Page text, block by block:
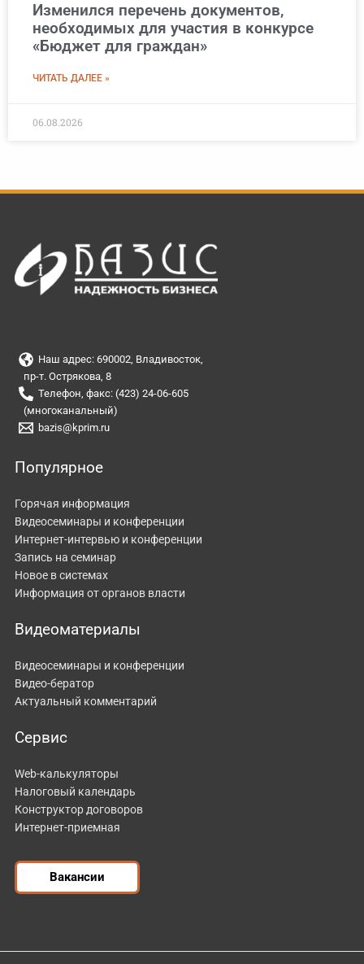
Изменился перечень документов,
необходимых для участия в конкурсе
«Бюджет для граждан»
ЧИТАТЬ ДАЛЕЕ »
06.08.2026
Наш адрес: 690002, Владивосток,
пр-т. Острякова, 8
Телефон, факс: (423) 24-06-605
(многоканальный)
bazis@kprim.ru
Популярное
Горячая информация
Видеосеминары и конференции
Интернет-интервью и конференции
Запись на семинар
Новое в системах
Информация от органов власти
Видеоматериалы
Видеосеминары и конференции
Видео-бератор
Актуальный комментарий
Сервис
Web-калькуляторы
Налоговый календарь
Конструктор договоров
Интернет-приемная
Вакансии